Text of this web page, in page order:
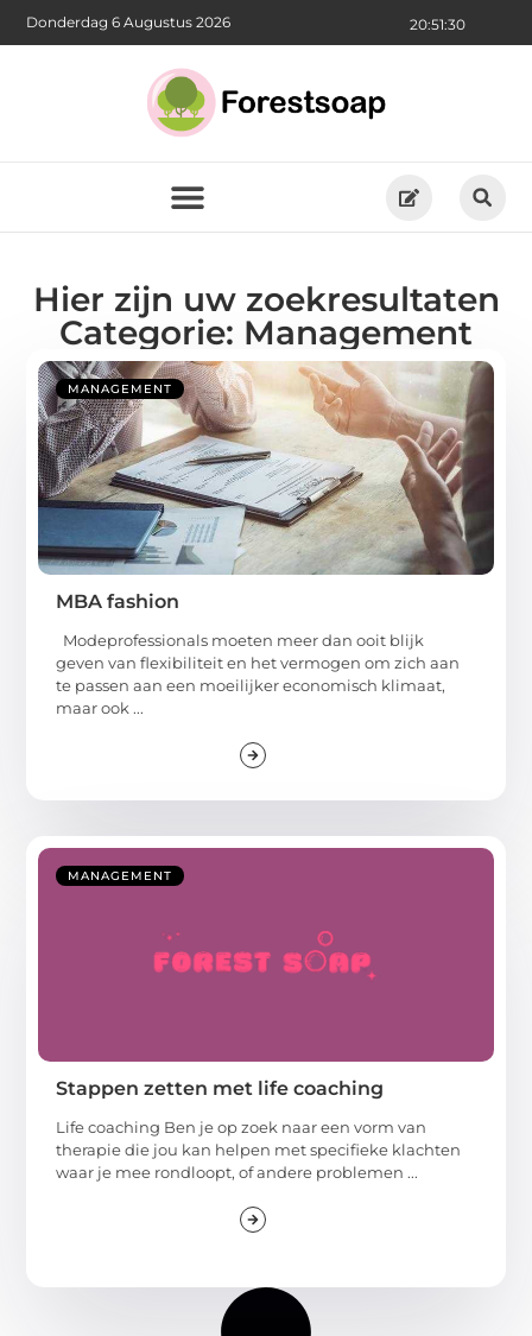
20:51:30
Donderdag 6 Augustus 2026
Hier zijn uw zoekresultaten
Categorie: Management
MANAGEMENT
MBA fashion
Modeprofessionals moeten meer dan ooit blijk
geven van flexibiliteit en het vermogen om zich aan
te passen aan een moeilijker economisch klimaat,
maar ook ...
MANAGEMENT
Stappen zetten met life coaching
Life coaching Ben je op zoek naar een vorm van
therapie die jou kan helpen met specifieke klachten
waar je mee rondloopt, of andere problemen ...